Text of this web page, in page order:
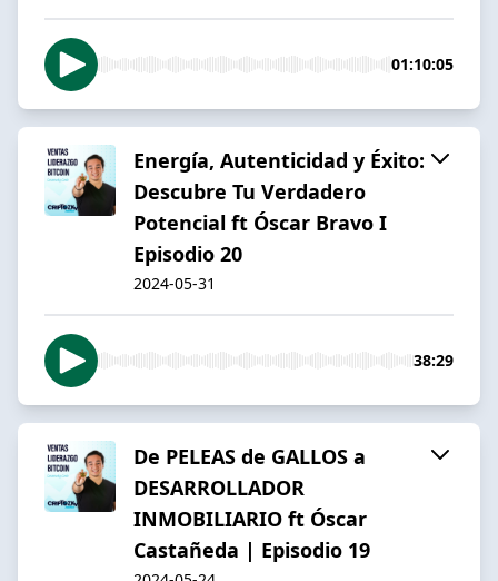
01:10:05
Energía, Autenticidad y Éxito:
Descubre Tu Verdadero
Potencial ft Óscar Bravo I
Episodio 20
2024-05-31
38:29
De PELEAS de GALLOS a
DESARROLLADOR
INMOBILIARIO ft Óscar
Castañeda | Episodio 19